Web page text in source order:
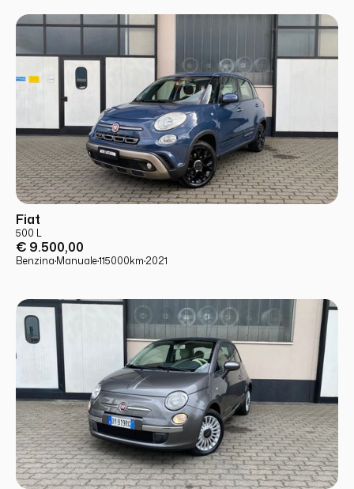
USATO
Fiat
500 L
€ 9.500,00
Benzina·Manuale·115000km·2021